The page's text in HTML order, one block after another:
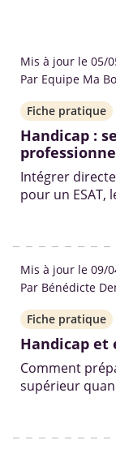
Mis à jour le 05/
Par Equipe Ma
Fiche pratique
Handicap :
Intégrer
pour un ESAT,
peuvent
Mis à jour le 09/
Par Bénédicte
Fiche pratique
Handicap et
Comment
supérieur
financières et
parcours